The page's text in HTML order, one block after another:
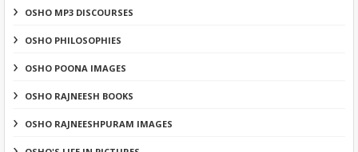
OSHO MP3 DISCOURSES
OSHO PHILOSOPHIES
OSHO POONA IMAGES
OSHO RAJNEESH BOOKS
OSHO RAJNEESHPURAM IMAGES